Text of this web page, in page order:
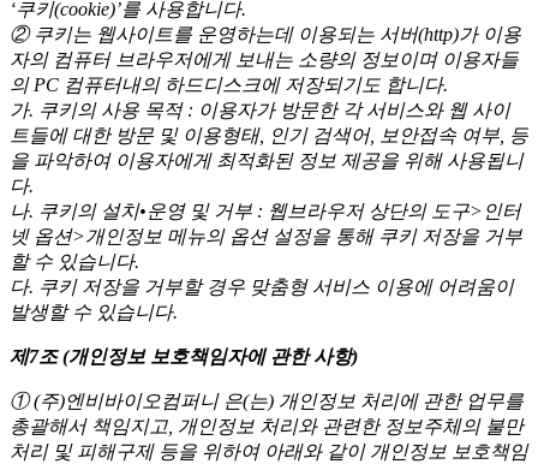
‘쿠키(cookie)’를 사용합니다.
② 쿠키는 웹사이트를 운영하는데 이용되는 서버(http)가 이용
자의 컴퓨터 브라우저에게 보내는 소량의 정보이며 이용자들
의 PC 컴퓨터내의 하드디스크에 저장되기도 합니다.
가. 쿠키의 사용 목적 : 이용자가 방문한 각 서비스와 웹 사이
트들에 대한 방문 및 이용형태, 인기 검색어, 보안접속 여부, 등
을 파악하여 이용자에게 최적화된 정보 제공을 위해 사용됩니
다.
나. 쿠키의 설치•운영 및 거부 : 웹브라우저 상단의 도구>인터
넷 옵션>개인정보 메뉴의 옵션 설정을 통해 쿠키 저장을 거부
할 수 있습니다.
다. 쿠키 저장을 거부할 경우 맞춤형 서비스 이용에 어려움이
발생할 수 있습니다.
제7조 (개인정보 보호책임자에 관한 사항)
①(주)엔비바이오컴퍼니은(는) 개인정보 처리에 관한 업무를
총괄해서 책임지고, 개인정보 처리와 관련한 정보주체의 불만
처리 및 피해구제 등을 위하여 아래와 같이 개인정보 보호책임